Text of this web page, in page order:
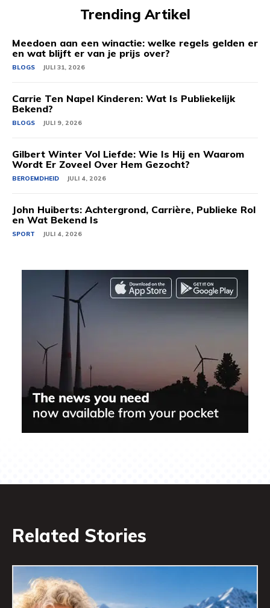
Trending Artikel
Meedoen aan een winactie: welke regels gelden er
en wat blijft er van je prijs over?
BLOGS JULI 31, 2026
Carrie Ten Napel Kinderen: Wat Is Publiekelijk
Bekend?
BLOGS JULI 9, 2026
Gilbert Winter Vol Liefde: Wie Is Hij en Waarom
Wordt Er Zoveel Over Hem Gezocht?
BEROEMDHEID JULI 4, 2026
John Huiberts: Achtergrond, Carrière, Publieke Rol
en Wat Bekend Is
SPORT JULI 4, 2026
Related Stories